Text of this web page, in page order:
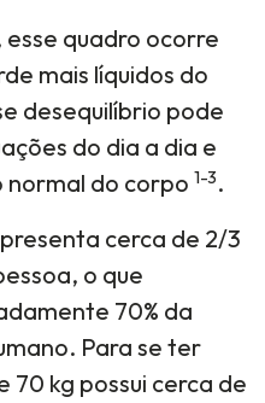
quadro ocorre
mais líquidos do
desequilíbrio pode
do dia a dia e
do corpo 1-3.
cerca de 2/3
o que
70% da
Para se ter
70 kg possui cerca de